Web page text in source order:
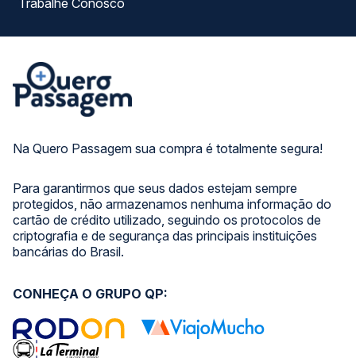
Na Quero Passagem sua compra é totalmente segura!
Para garantirmos que seus dados estejam sempre
protegidos, não armazenamos nenhuma informação do
cartão de crédito utilizado, seguindo os protocolos de
criptografia e de segurança das principais instituições
bancárias do Brasil.
Trabalhe Conosco
CONHEÇA O GRUPO QP: